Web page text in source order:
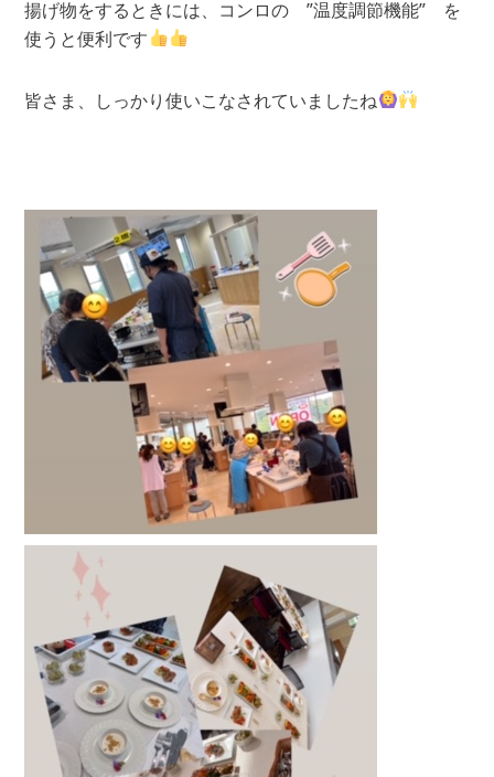
揚げ物をするときには、コンロの ”温度調節機能” を
使うと便利です
皆さま、しっかり使いこなされていましたね